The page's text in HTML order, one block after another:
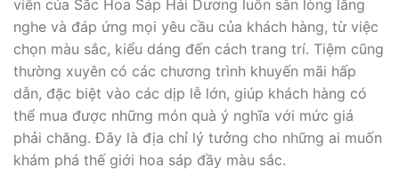
viên của Sắc Hoa Sáp Hải Dương luôn sẵn lòng lắng
nghe và đáp ứng mọi yêu cầu của khách hàng, từ việc
chọn màu sắc, kiểu dáng đến cách trang trí. Tiệm cũng
thường xuyên có các chương trình khuyến mãi hấp
dẫn, đặc biệt vào các dịp lễ lớn, giúp khách hàng có
thể mua được những món quà ý nghĩa với mức giá
phải chăng. Đây là địa chỉ lý tưởng cho những ai muốn
khám phá thế giới hoa sáp đầy màu sắc.